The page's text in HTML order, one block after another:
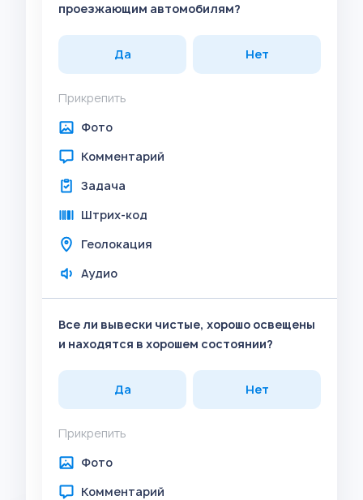
проезжающим автомобилям?
Да Нет
Прикрепить
Фото
Комментарий
Задача
Штрих-код
Геолокация
Аудио
Все ли вывески чистые, хорошо освещены
и находятся в хорошем состоянии?
Да Нет
Прикрепить
Фото
Комментарий